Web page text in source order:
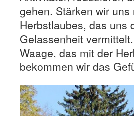
gehen. Stärken wir
Herbstlaubes, das uns
Gelassenheit
Waage, das mit der
bekommen wir das